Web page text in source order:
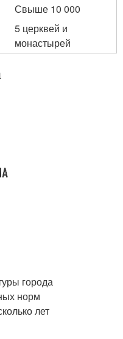
Свыше 10 000
5 церквей и
монастырей
города
норм
лет